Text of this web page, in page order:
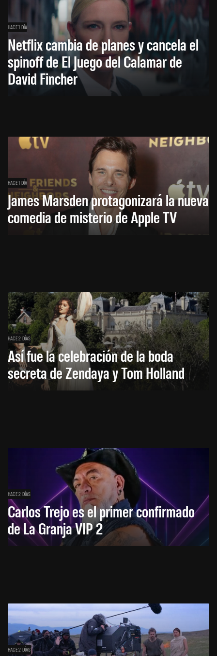
HACE 1 DÍA
Netflix cambia de planes y cancela el
spinoff de El Juego del Calamar de
David Fincher
HACE 1 DÍA
James Marsden protagonizará la nueva
comedia de misterio de Apple TV
HACE 2 DÍAS
Así fue la celebración de la boda
secreta de Zendaya y Tom Holland
HACE 2 DÍAS
Carlos Trejo es el primer confirmado
de La Granja VIP 2
HACE 2 DÍAS